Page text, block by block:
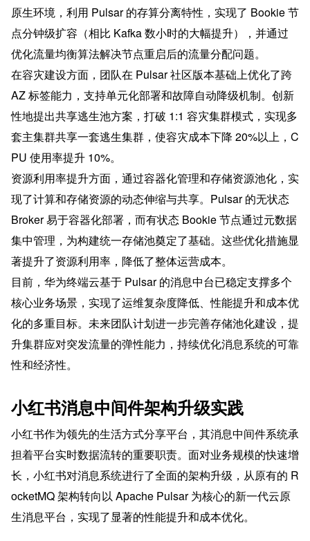
原生环境，利用 Pulsar 的存算分离特性，实现了 Bookie 节
点分钟级扩容（相比 Kafka 数小时的大幅提升），并通过
优化流量均衡算法解决节点重启后的流量分配问题。
在容灾建设方面，团队在 Pulsar 社区版本基础上优化了跨
AZ 标签能力，支持单元化部署和故障自动降级机制。创新
性地提出共享逃生池方案，打破 1:1 容灾集群模式，实现多
套主集群共享一套逃生集群，使容灾成本下降 20%以上，C
PU 使用率提升 10%。
资源利用率提升方面，通过容器化管理和存储资源池化，实
现了计算和存储资源的动态伸缩与共享。Pulsar 的无状态
Broker 易于容器化部署，而有状态 Bookie 节点通过元数据
集中管理，为构建统一存储池奠定了基础。这些优化措施显
著提升了资源利用率，降低了整体运营成本。
目前，华为终端云基于 Pulsar 的消息中台已稳定支撑多个
核心业务场景，实现了运维复杂度降低、性能提升和成本优
化的多重目标。未来团队计划进一步完善存储池化建设，提
升集群应对突发流量的弹性能力，持续优化消息系统的可靠
性和经济性。
小红书消息中间件架构升级实践
小红书作为领先的生活方式分享平台，其消息中间件系统承
担着平台实时数据流转的重要职责。面对业务规模的快速增
长，小红书对消息系统进行了全面的架构升级，从原有的 R
ocketMQ 架构转向以 Apache Pulsar 为核心的新一代云原
生消息平台，实现了显著的性能提升和成本优化。